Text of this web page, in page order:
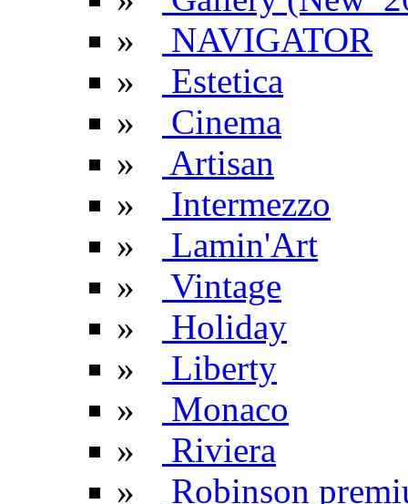
»
NAVIGATOR
»
Estetica
»
Cinema
»
Artisan
»
Intermezzo
»
Lamin'Art
»
Vintage
»
Holiday
»
Liberty
»
Monaco
»
Riviera
»
Robinson